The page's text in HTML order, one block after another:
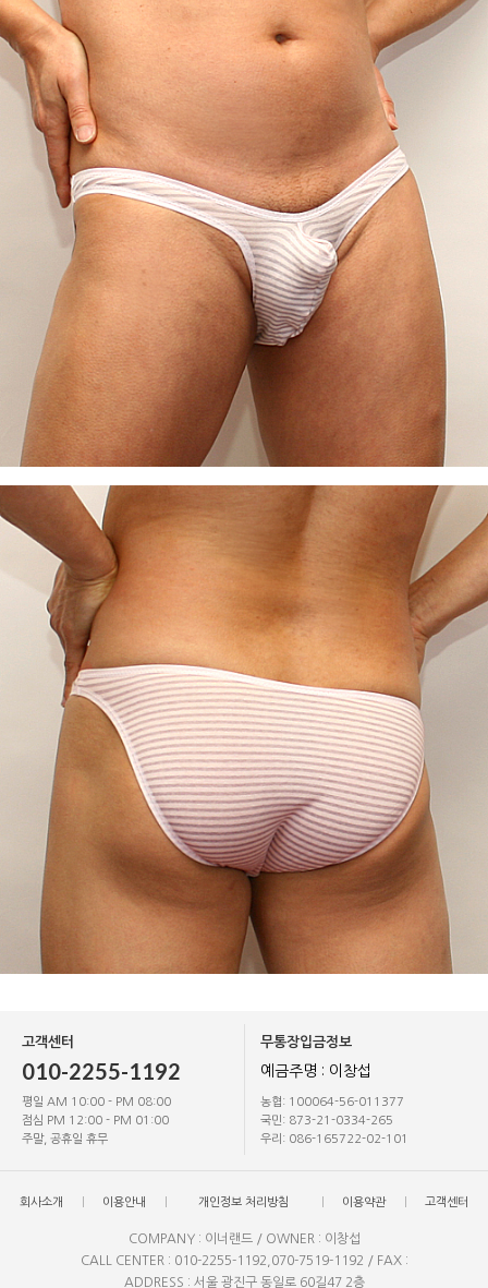
고객센터
010-2255-1192
평일 AM 10:00 - PM 08:00
점심 PM 12:00 - PM 01:00
주말, 공휴일 휴무
무통장입금정보
예금주명 : 이창섭
농협: 100064-56-011377
국민: 873-21-0334-265
우리: 086-165722-02-101
회사소개 이용안내 개인정보 처리방침 이용약관 고객센터
COMPANY : 이너랜드 / OWNER : 이창섭
CALL CENTER : 010-2255-1192,070-7519-1192 / FAX :
ADDRESS : 서울 광진구 동일로 60길47 2층